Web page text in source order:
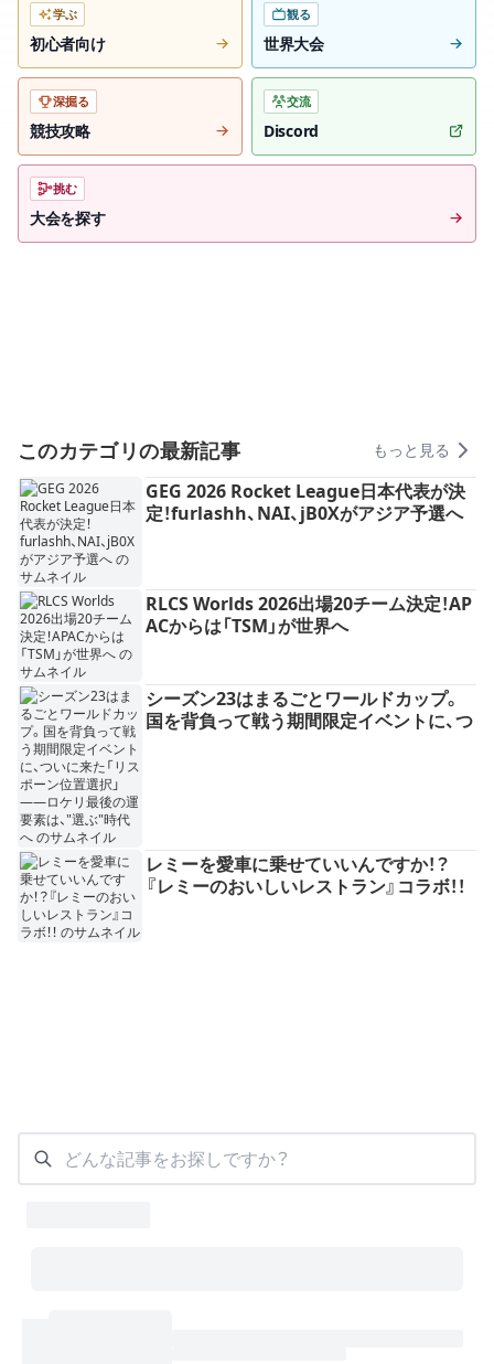
学ぶ
初心者向け
観る
世界大会
深掘る
競技攻略
交流
Discord
挑む
大会を探す
このカテゴリの最新記事 もっと見る
GEG 2026 Rocket League日本代表が決
定！furlashh、NAI、jB0Xがアジア予選へ
RLCS Worlds 2026出場20チーム決定！AP
ACからは「TSM」が世界へ
シーズン23はまるごとワールドカップ。
国を背負って戦う期間限定イベントに、つ
レミーを愛車に乗せていいんですか！？
『レミーのおいしいレストラン』コラボ！！
どんな記事をお探しですか？